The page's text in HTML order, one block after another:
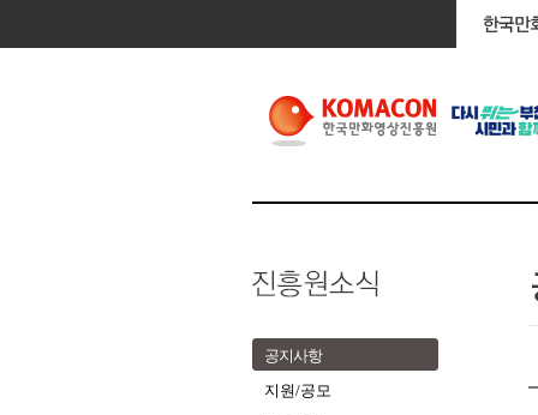
공지사항
지원/공모